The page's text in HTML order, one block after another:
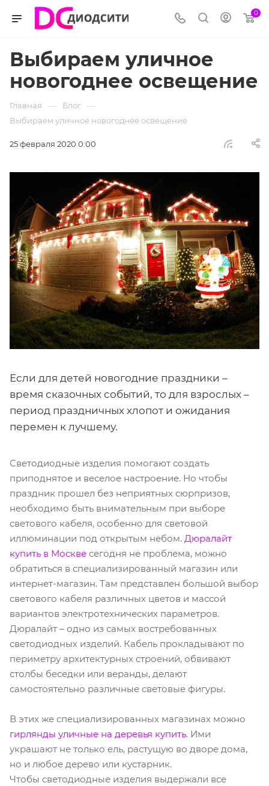
0
Выбираем уличное
новогоднее освещение
Главная — Блог —
Выбираем уличное новогоднее освещение
25 февраля 2020 0:00
Если для детей новогодние праздники –
время сказочных событий, то для взрослых –
период праздничных хлопот и ожидания
перемен к лучшему.
Светодиодные изделия помогают создать
приподнятое и веселое настроение. Но чтобы
праздник прошел без неприятных сюрпризов,
необходимо быть внимательным при выборе
светового кабеля, особенно для световой
иллюминации под открытым небом. Дюралайт
купить в Москве сегодня не проблема, можно
обратиться в специализированный магазин или
интернет-магазин. Там представлен большой выбор
светового кабеля различных цветов и массой
вариантов электротехнических параметров.
Дюралайт – одно из самых востребованных
светодиодных изделий. Кабель прокладывают по
периметру архитектурных строений, обвивают
столбы беседки или веранды, делают
самостоятельно различные световые фигуры.
В этих же специализированных магазинах можно
гирлянды уличные на деревья купить. Ими
украшают не только ель, растущую во дворе дома,
но и любое дерево или кустарник.
Чтобы светодиодные изделия выдержали все